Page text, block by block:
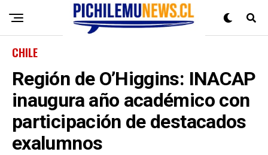
CHILE
Región de O’Higgins: INACAP
inaugura año académico con
participación de destacados
exalumnos